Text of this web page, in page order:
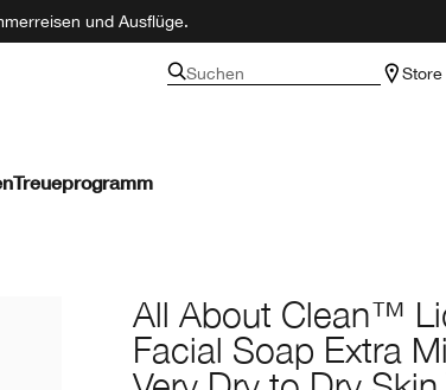
und Ausflüge.
Suchen
Treueprogramm
All About Clean™
Facial Soap Extra